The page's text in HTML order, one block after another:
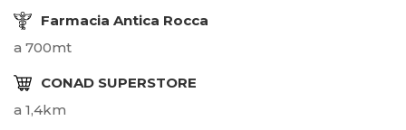
Farmacia Antica Rocca
a 700mt
CONAD SUPERSTORE
a 1,4km